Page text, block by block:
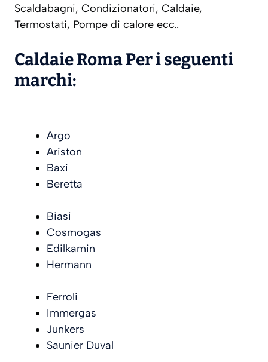
Scaldabagni, Condizionatori, Caldaie,
Termostati, Pompe di calore ecc..
Caldaie Roma Per i seguenti
marchi:
Argo
Ariston
Baxi
Beretta
Biasi
Cosmogas
Edilkamin
Hermann
Ferroli
Immergas
Junkers
Saunier Duval